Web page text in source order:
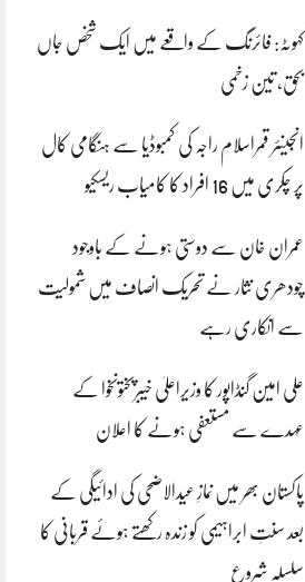
کہوٹہ: فائرنگ کے واقعے میں ایک شخص جاں
بحق، تین زخمی
انجینئر قمراسلام راجہ کی کمبوڈیا سے ہنگامی کال
پر چکری میں 16 افراد کا کامیاب ریسکیو
عمران خان سے دوستی ہونے کے باوجود
چودھری نثار نے تحریک انصاف میں شمولیت
سے انکاری رہے
علی امین گنڈاپور کا وزیراعلیٰ خیبرپختونخوا کے
عہدے سے مستعفی ہونے کا اعلان
پاکستان بھر میں نمازِ عیدالاضحی کی ادائیگی کے
بعد سنتِ ابراہیمی کو زندہ رکھتے ہوئے قربانی کا
سلسلہ شروع